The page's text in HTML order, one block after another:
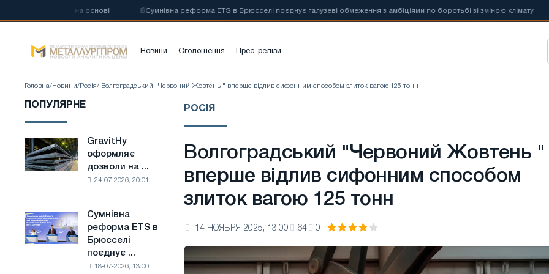
сталі на основі Сумнівна реформа ETS в Брюсселі поєднує галузеві обмеження з амбіціями по боротьбі зі зміною клімату
Новини Оголошення Прес-релізи
Головна/ Новини/ Росія/ Волгоградський "Червоний Жовтень " вперше відлив сифонним способом злиток вагою 125 тонн
ПОПУЛЯРНЕ
GravitHy
оформляє
дозволи
з
виробництва
низьковуглецевої
GravitHy
оформляє
дозволи на ...
24-07-2026, 20:01
Сумнівна
реформа
ETS
Сумнівна
реформа ETS в
Брюсселі
поєднує ...
18-07-2026, 13:00
РОСІЯ
Волгоградський "Червоний Жовтень "
вперше відлив сифонним способом
злиток вагою 125 тонн
14 НОЯБРЯ 2025, 13:00 64 0